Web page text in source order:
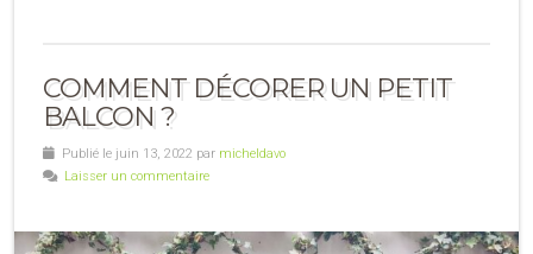
COMMENT DÉCORER UN PETIT
BALCON ?
Publié le juin 13, 2022 par micheldavo
Laisser un commentaire